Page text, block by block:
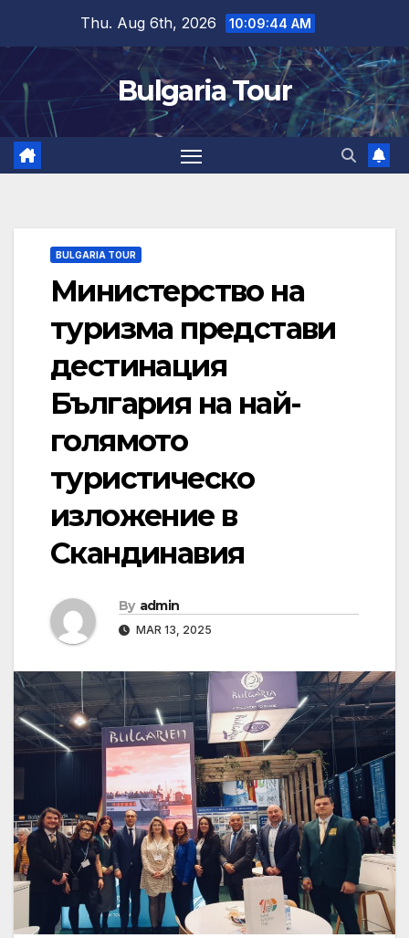
content
Thu. Aug 6th, 2026 10:09:45 AM
Bulgaria Tour
BULGARIA TOUR
Министерство на
туризма представи
дестинация
България на най-
голямото
туристическо
изложение в
Скандинавия
By admin
MAR 13, 2025